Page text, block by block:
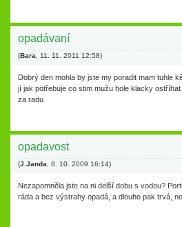
opadávaní
(Bara 11. 11. 2011 12:58)
Dobrý den mohla by jste my poradit mam tuhle
jí jak potřebuje co stim mužu hole klacky
za radu
opadavost
(J.Janda 8. 10. 2009 16:14)
Nezapomněla jste na ni delší dobu s vodou?
ráda a bez výstrahy opadá, a dlouho pak trvá,